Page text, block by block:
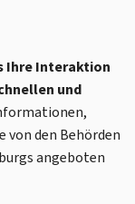
Ihre Interaktion
und
von den Behörden
angeboten